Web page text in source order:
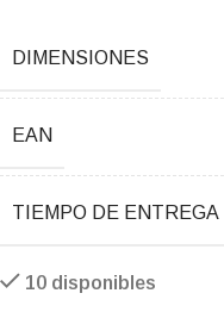
DIMENSIONES
EAN
TIEMPO DE ENTREGA
10 disponibles